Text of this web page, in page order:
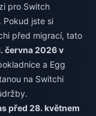
pro Switch
Pokud jste si
před migrací, tato
června 2026 v
a Egg
na Switchi
před 28. květnem